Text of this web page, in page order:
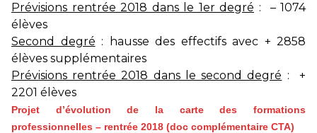
Prévisions rentrée 2018 dans le 1er degré : – 1074
élèves
Second degré : hausse des effectifs avec + 2858
élèves supplémentaires
Prévisions rentrée 2018 dans le second degré : +
2201 élèves
Projet d’évolution de la carte des formations
professionnelles – rentrée 2018 (doc complémentaire CTA)